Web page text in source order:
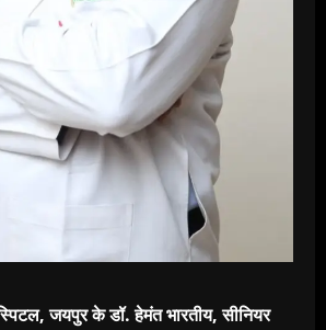
जयपुर के डॉ. हेमंत भारतीय, सीनियर